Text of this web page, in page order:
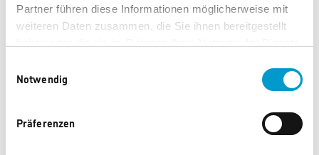
Partner führen diese Informationen möglicherweise mit
weiteren Daten zusammen, die Sie ihnen bereitgestellt
Notwendig
Präferenzen
92318 Neumarkt
in der Oberpfalz